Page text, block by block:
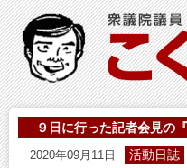
９日に行った記者会見の
2020年09月11日 活動日誌